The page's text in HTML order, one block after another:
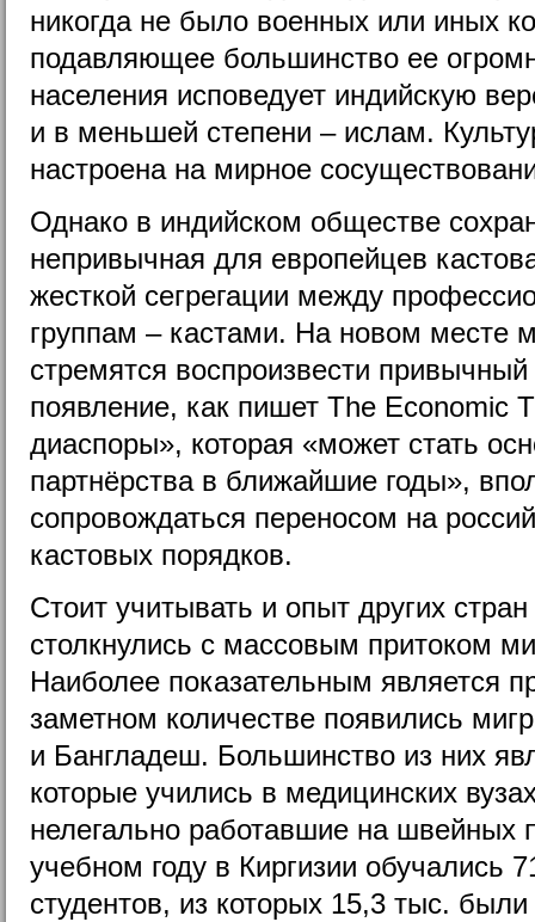
никогда не было военных или иных
подавляющее большинство ее
населения исповедует индийскую
и в меньшей степени – ислам.
настроена на мирное
Однако в индийском обществе
непривычная для европейцев
жесткой сегрегации между
группам – кастами. На новом месте
стремятся воспроизвести
появление, как пишет The Economic
диаспоры», которая «может стать
партнёрства в ближайшие годы»,
сопровождаться переносом на
кастовых порядков.
Стоит учитывать и опыт других
столкнулись с массовым притоком
Наиболее показательным является
заметном количестве появились
и Бангладеш. Большинство из них
которые учились в медицинских
нелегально работавшие на швейных
учебном году в Киргизии обучались
студентов, из которых 15,3 тыс.